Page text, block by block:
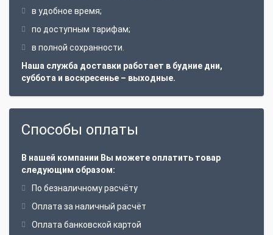
в удобное время;
по доступным тарифам;
в полной сохранности.
Наша служба доставки работает в будние дни,
суббота и воскресенье – выходные.
Способы оплаты
В нашей компании Вы можете оплатить товар
следующим образом:
По безналичному расчёту
Оплата за наличный расчёт
Оплата банковской картой